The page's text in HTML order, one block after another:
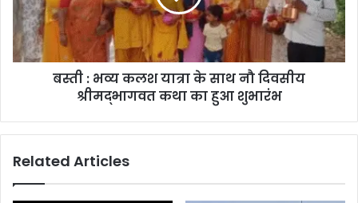
बस्ती : भव्य कलश यात्रा के साथ नौ दिवसीय
श्रीमद्भागवत कथा का हुआ शुभारंभ
Related Articles